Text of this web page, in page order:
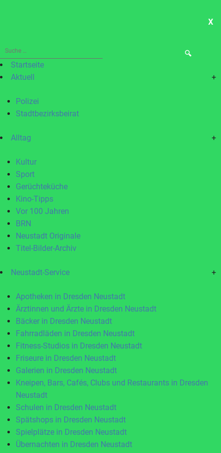
X
Suche
nach:Startseite
Aktuell
+
Polizei
Stadtbezirksbeirat
Alltag +
Kultur
Sport
Gerüchteküche
Kino-Tipps
Vor 100 Jahren
BRN
Neustadt Originale
Titel-Bilder-Archiv
Neustadt-Service +
Apotheken in Dresden Neustadt
Ärztinnen und Ärzte in Dresden Neustadt
Bäcker in Dresden Neustadt
Fahrradläden in Dresden Neustadt
Fitness-Studios in Dresden Neustadt
Friseure in Dresden Neustadt
Galerien in Dresden Neustadt
Kneipen, Bars, Cafés, Clubs und Restaurants in Dresden
Neustadt
Schulen in Dresden Neustadt
Spätshops in Dresden Neustadt
Spielplätze in Dresden Neustadt
Übernachten in Dresden Neustadt